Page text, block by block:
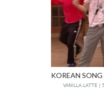
VANILLA.LATTE |